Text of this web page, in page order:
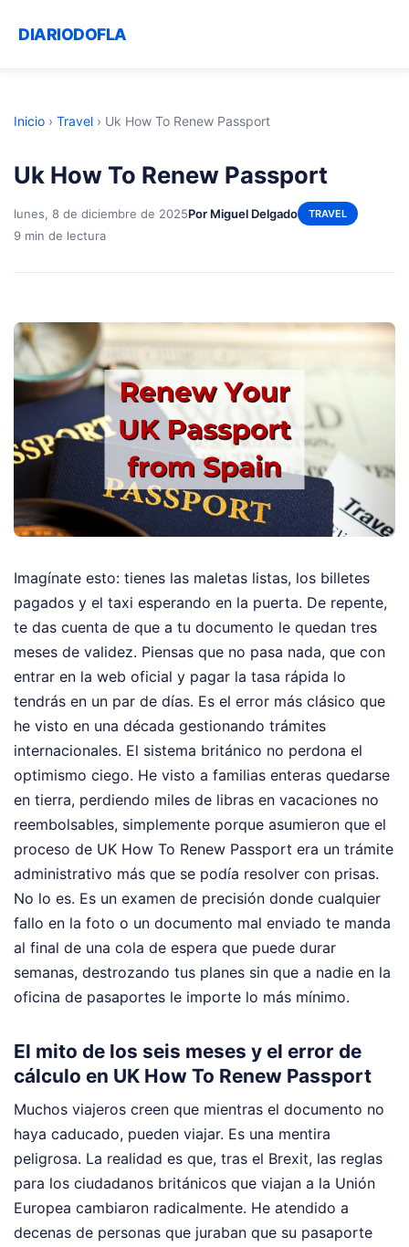
DIARIODOFLA
Inicio › Travel › Uk How To Renew Passport
Uk How To Renew Passport
lunes, 8 de diciembre de 2025Por Miguel Delgado TRAVEL
9 min de lectura
Imagínate esto: tienes las maletas listas, los billetes
pagados y el taxi esperando en la puerta. De repente,
te das cuenta de que a tu documento le quedan tres
meses de validez. Piensas que no pasa nada, que con
entrar en la web oficial y pagar la tasa rápida lo
tendrás en un par de días. Es el error más clásico que
he visto en una década gestionando trámites
internacionales. El sistema británico no perdona el
optimismo ciego. He visto a familias enteras quedarse
en tierra, perdiendo miles de libras en vacaciones no
reembolsables, simplemente porque asumieron que el
proceso de UK How To Renew Passport era un trámite
administrativo más que se podía resolver con prisas.
No lo es. Es un examen de precisión donde cualquier
fallo en la foto o un documento mal enviado te manda
al final de una cola de espera que puede durar
semanas, destrozando tus planes sin que a nadie en la
oficina de pasaportes le importe lo más mínimo.
El mito de los seis meses y el error de
cálculo en UK How To Renew Passport
Muchos viajeros creen que mientras el documento no
haya caducado, pueden viajar. Es una mentira
peligrosa. La realidad es que, tras el Brexit, las reglas
para los ciudadanos británicos que viajan a la Unión
Europea cambiaron radicalmente. He atendido a
decenas de personas que juraban que su pasaporte